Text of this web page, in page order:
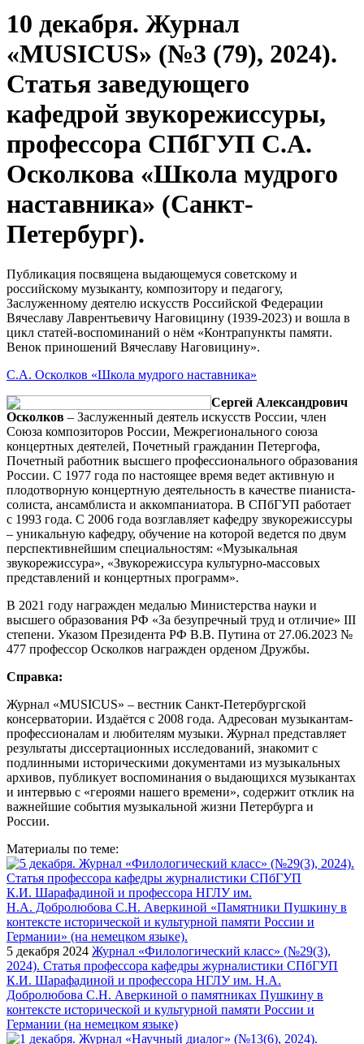
10 декабря. Журнал
«MUSICUS» (№3 (79), 2024).
Статья заведующего
кафедрой звукорежиссуры,
профессора СПбГУП С.А.
Осколкова «Школа мудрого
наставника» (Санкт-
Петербург).
Публикация посвящена выдающемуся советскому и
российскому музыканту, композитору и педагогу,
Заслуженному деятелю искусств Российской Федерации
Вячеславу Лаврентьевичу Наговицину (1939-2023) и вошла в
цикл статей-воспоминаний о нём «Контрапункты памяти.
Венок приношений Вячеславу Наговицину».
С.А. Осколков «Школа мудрого наставника»
Сергей Александрович
Осколков – Заслуженный деятель искусств России, член
Союза композиторов России, Межрегионального союза
концертных деятелей, Почетный гражданин Петергофа,
Почетный работник высшего профессионального образования
России. С 1977 года по настоящее время ведет активную и
плодотворную концертную деятельность в качестве пианиста-
солиста, ансамблиста и аккомпаниатора. В СПбГУП работает
с 1993 года. С 2006 года возглавляет кафедру звукорежиссуры
– уникальную кафедру, обучение на которой ведется по двум
перспективнейшим специальностям: «Музыкальная
звукорежиссура», «Звукорежиссура культурно-массовых
представлений и концертных программ».
В 2021 году награжден медалью Министерства науки и
высшего образования РФ «За безупречный труд и отличие» III
степени. Указом Президента РФ В.В. Путина от 27.06.2023 №
477 профессор Осколков награжден орденом Дружбы.
Справка:
Журнал «MUSICUS» – вестник Санкт-Петербургской
консерватории. Издаётся с 2008 года. Адресован музыкантам-
профессионалам и любителям музыки. Журнал представляет
результаты диссертационных исследований, знакомит с
подлинными историческими документами из музыкальных
архивов, публикует воспоминания о выдающихся музыкантах
и интервью с «героями нашего времени», содержит отклик на
важнейшие события музыкальной жизни Петербурга и
России.
Материалы по теме:
5 декабря 2024 Журнал «Филологический класс» (№29(3),
2024). Статья профессора кафедры журналистики СПбГУП
К.И. Шарафадиной и профессора НГЛУ им. Н.А.
Добролюбова С.Н. Аверкиной о памятниках Пушкину в
контексте исторической и культурной памяти России и
Германии (на немецком языке)